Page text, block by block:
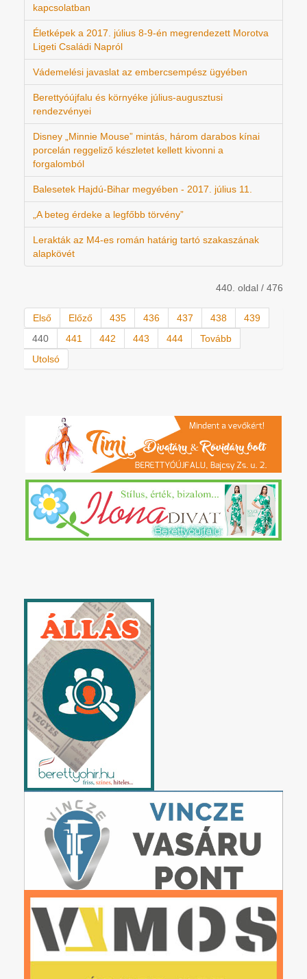
kapcsolatban
Életképek a 2017. július 8-9-én megrendezett Morotva
Ligeti Családi Napról
Vádemelési javaslat az embercsempész ügyében
Berettyóújfalu és környéke július-augusztusi
rendezvényei
Disney „Minnie Mouse” mintás, három darabos kínai
porcelán reggeliző készletet kellett kivonni a
forgalomból
Balesetek Hajdú-Bihar megyében - 2017. július 11.
„A beteg érdeke a legfőbb törvény”
Lerakták az M4-es román határig tartó szakaszának
alapkövét
440. oldal / 476
Első Előző 435 436 437 438
439
440
441 442 443 444
Tovább
Utolsó